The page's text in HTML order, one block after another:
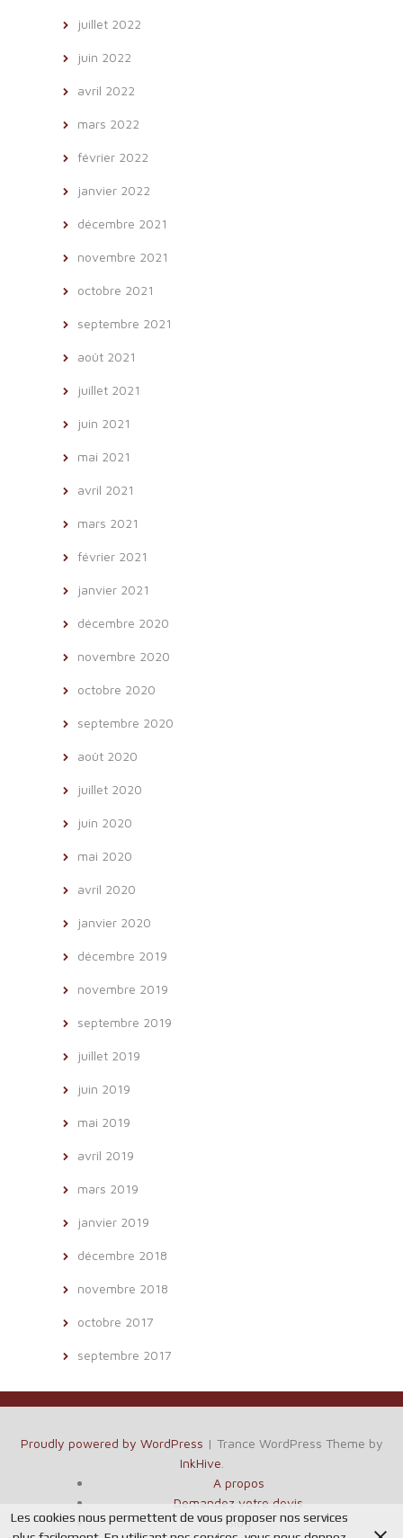
juillet 2022
juin 2022
avril 2022
mars 2022
février 2022
janvier 2022
décembre 2021
novembre 2021
octobre 2021
septembre 2021
août 2021
juillet 2021
juin 2021
mai 2021
avril 2021
mars 2021
février 2021
janvier 2021
décembre 2020
novembre 2020
octobre 2020
septembre 2020
août 2020
juillet 2020
juin 2020
mai 2020
avril 2020
janvier 2020
décembre 2019
novembre 2019
septembre 2019
juillet 2019
juin 2019
mai 2019
avril 2019
mars 2019
janvier 2019
décembre 2018
novembre 2018
octobre 2017
septembre 2017
Proudly powered by WordPress | Trance WordPress Theme by
InkHive
A propos
Demandez votre devis
Blog
Les cookies nous permettent de vous proposer nos services